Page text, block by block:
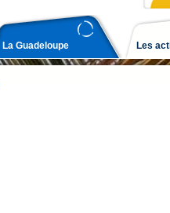
La Guadeloupe Les
La Guadeloupe